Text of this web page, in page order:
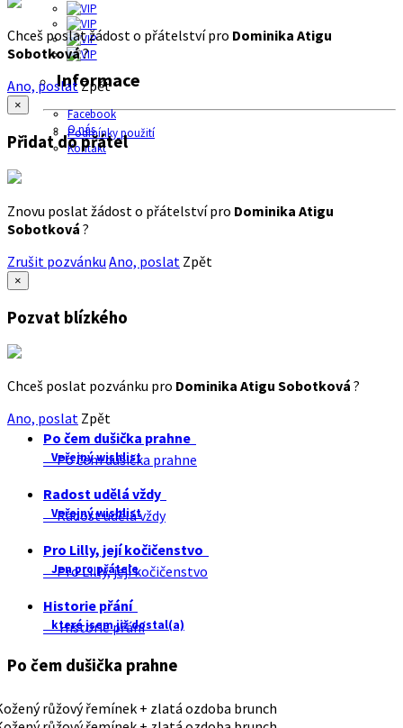
Informace
Facebook
O nás
Podmínky použití
Kontakt
Chceš poslat žádost o přátelství pro Dominika Atigu
Sobotková?
Ano, poslatZpět
×
Přidat do přátel
Znovu poslat žádost o přátelství pro Dominika Atigu
Sobotková ?
Zrušit pozvánku Ano, poslat Zpět
×
Pozvat blízkého
Chceš poslat pozvánku pro Dominika Atigu Sobotková ?
Ano, poslat Zpět
Po čem dušička prahne
Veřejný wishlist
Po čem dušička prahne
Radost udělá vždy
Veřejný wishlist
Radost udělá vždy
Pro Lilly, její kočičenstvo
Jen pro přátele
Pro Lilly, její kočičenstvo
Historie přání
které jsem již dostal(a)
Historie přání
Po čem dušička prahne